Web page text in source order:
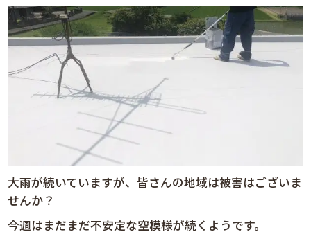
大雨が続いていますが、皆さんの地域は被害はございま
せんか？
今週はまだまだ不安定な空模様が続くようです。